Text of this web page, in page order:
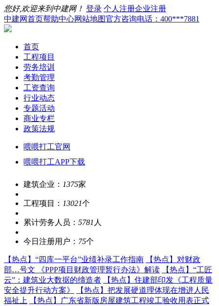
您好,欢迎来到中建网！ 登录 个人注册企业注册
中建网首页帮助中心网站地图官方咨询电话：400***7881
首页
工程项目
劳务培训
考勤管理
工资查询
行业动态
专题活动
商业专栏
政策法规
喂喂打工官网
喂喂打工APP下载
建筑企业： 1375家
工程项目： 13021个
累计劳务人员： 5781 人
今日注册用户： 75个
【热点】 “四库一平台”业绩补录工作指南 【热点】 对财政
部…号文 《PPP项目财政管理暂行办法》解读
【热点】 “工匠
云”：建筑业大数据的缔造者
【热点】 住建部印发《工程质量
安全提升行动方案》
【热点】 把发展硬道理体现在增进人民
福祉上
【热点】
广东省新版房屋建筑工程竣工验收用表正式